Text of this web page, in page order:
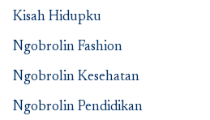
Kisah Hidupku
Ngobrolin Fashion
Ngobrolin Kesehatan
Ngobrolin Pendidikan